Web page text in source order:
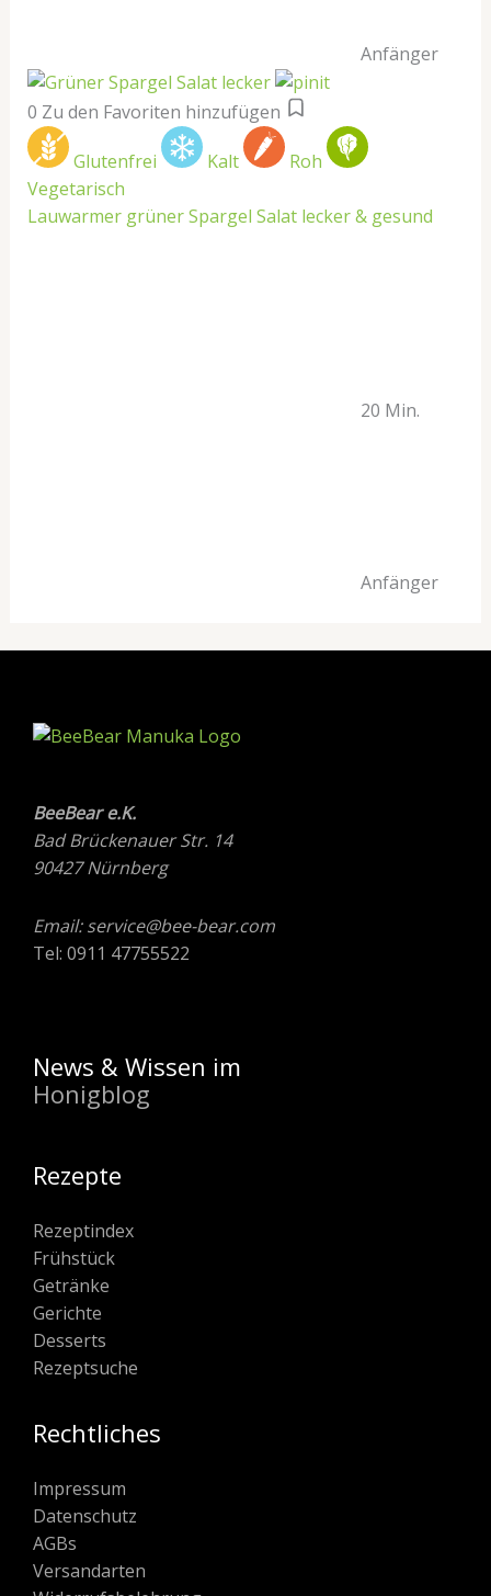
Anfänger
0 Zu den Favoriten hinzufügen
Glutenfrei Kalt
Roh
Vegetarisch
Lauwarmer grüner Spargel Salat lecker & gesund
20 Min.
Anfänger
BeeBear e.K.
Bad Brückenauer Str. 14
90427 Nürnberg
Email: service@bee-bear.com
Tel: 0911 47755522
News & Wissen im
Honigblog
Rezepte
Rezeptindex
Frühstück
Getränke
Gerichte
Desserts
Rezeptsuche
Rechtliches
Impressum
Datenschutz
AGBs
Versandarten